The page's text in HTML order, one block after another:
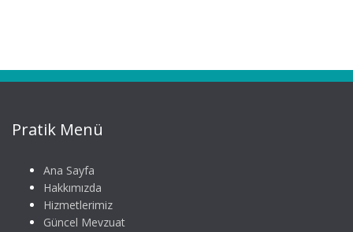
Pratik Menü
Ana Sayfa
Hakkımızda
Hizmetlerimiz
Güncel Mevzuat